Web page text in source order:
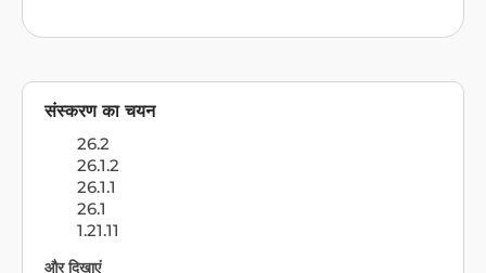
संस्करण का चयन
26.2
26.1.2
26.1.1
26.1
1.21.11
और दिखाएं